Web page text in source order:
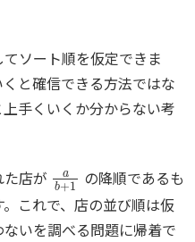
ソート順を仮定できま
と確信できる方法ではな
手くいくか分からない考
店が
b
の降順であるも
これで、店の並び順は仮
いを調べる問題に帰着で